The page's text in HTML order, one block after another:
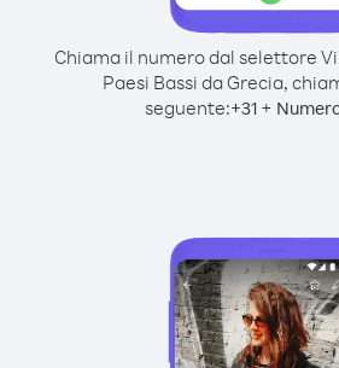
Chiama il numero dal selettore
Paesi Bassi da Grecia,
seguente:+31+